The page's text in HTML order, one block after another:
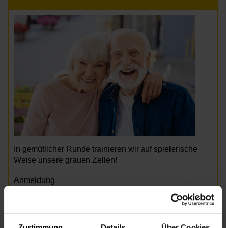
In gemütlicher Runde trainieren wir auf spielerische
Weise unsere grauen Zellen!
Anmeldung
margit.handl@wiener.hilfswerk.at